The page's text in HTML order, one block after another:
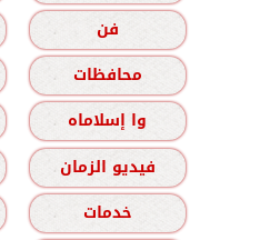
فن
محافظات
وا إسلاماه
فيديو الزمان
خدمات